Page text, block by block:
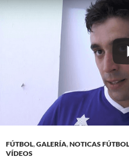
FÚTBOL,GALERÍA,NOTICAS FÚTBOL
VÍDEOS